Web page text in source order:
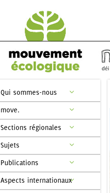
Qui sommes-nous
move.
Sections régionales
Sujets
Publications
Aspects internationaux